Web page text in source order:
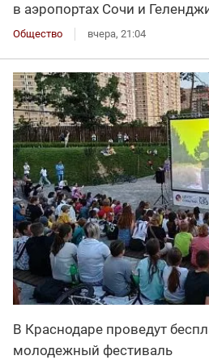
в аэропортах Сочи и
Общество вчера, 21:04
В Краснодаре проведут
молодежный фестиваль